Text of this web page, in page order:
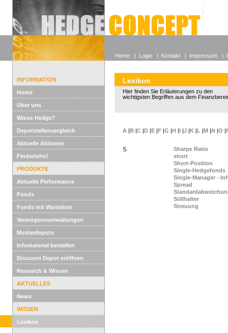
Alle
Wieso
INFORMATION
Home
Über uns
Wieso Hedge?
Depotstellenvergleich
Aktuelle Aktionen
Finderlohn!
PRODUKTE
Aktuelle Performance
Fonds
Fonds mit Warteliste
Vermögensverwaltungen
Musterdepots
Infomaterial bestellen
Discount Depot eröffnen
Research & Wissen
AKTUELLES
News
WISSEN
Lexikon
Lexikon
Hier finden Sie Erläuterungen zu den
wichtigsten Begriffen aus dem
A |B |C |D |E |F |G |H |I |J |K |L |M |N |O |
S
Sharpe Ratio
short
Short-Position
Single-Hedgefonds
Single-Manager -
Spread
Stillhalter
Streuung
Home | Login | Kontakt | Impressum |